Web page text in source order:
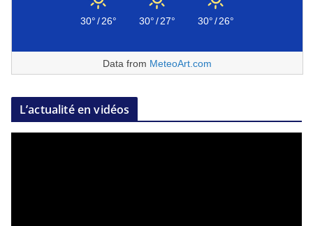
30°/26° 30°/27° 30°/26°
Data from MeteoArt.com
L’actualité en vidéos